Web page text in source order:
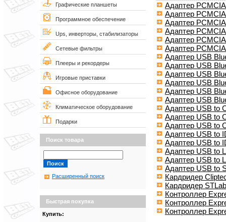
Графические планшеты
Программное обеспечение
Ups, инверторы, стабилизаторы
Сетевые фильтры
Плееры и рекордеры
Игровые приставки
Офисное оборудование
Климатическое оборудование
Подарки
Поиск товара
Расширенный поиск
Быстрая покупка
Купить:
Адаптер
Адаптер
Адаптер
Адаптер
Адаптер
Адаптер
Адаптер USB
Адаптер USB
Адаптер USB
Адаптер USB
Адаптер USB
Адаптер USB
Адаптер USB to
Адаптер USB to
Адаптер USB to
Адаптер USB to
Адаптер USB to
Адаптер USB to
Адаптер USB to
Адаптер USB to
Кардридер
Кардридер
Контроллер
Контроллер
Контроллер